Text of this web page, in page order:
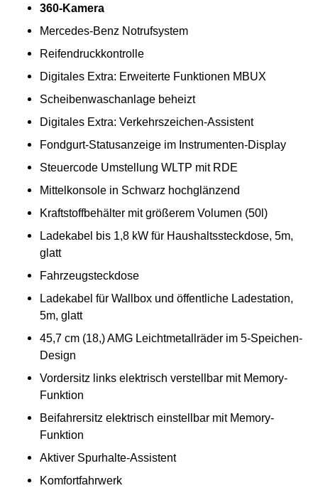
360-Kamera
Mercedes-Benz Notrufsystem
Reifendruckkontrolle
Digitales Extra: Erweiterte Funktionen MBUX
Scheibenwaschanlage beheizt
Digitales Extra: Verkehrszeichen-Assistent
Fondgurt-Statusanzeige im Instrumenten-Display
Steuercode Umstellung WLTP mit RDE
Mittelkonsole in Schwarz hochglänzend
Kraftstoffbehälter mit größerem Volumen (50l)
Ladekabel bis 1,8 kW für Haushaltssteckdose, 5m,
glatt
Fahrzeugsteckdose
Ladekabel für Wallbox und öffentliche Ladestation,
5m, glatt
45,7 cm (18,) AMG Leichtmetallräder im 5-Speichen-
Design
Vordersitz links elektrisch verstellbar mit Memory-
Funktion
Beifahrersitz elektrisch einstellbar mit Memory-
Funktion
Aktiver Spurhalte-Assistent
Komfortfahrwerk